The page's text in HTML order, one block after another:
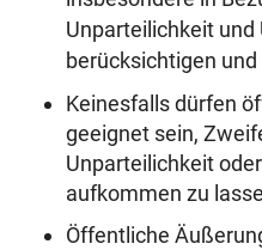
Unparteilichkeit und
berücksichtigen
Keinesfalls dürfen
geeignet sein,
Unparteilichkeit
aufkommen zu
Öffentliche